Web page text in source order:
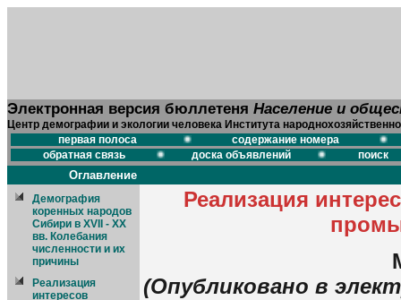
Электронная версия бюллетеня Население и
Центр демографии и экологии человека Института
первая полоса
содержание номера
обратная связь
доска объявлений поиск
Оглавление
Демография
коренных народов
Сибири в XVII - XX
вв. Колебания
численности и их
причины
Реализация
интересов
Реализация
(Опубликовано в